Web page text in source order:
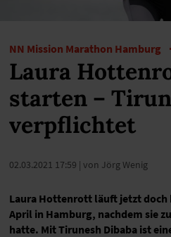
NN Mission Marathon Hamburg
Laura
starten –
verpflichtet
02.03.2021 17:59 | von Jörg Wenig
Laura Hottenrott läuft jetzt doch
April in Hamburg, nachdem sie
hatte. Mit Tirunesh Dibaba ist